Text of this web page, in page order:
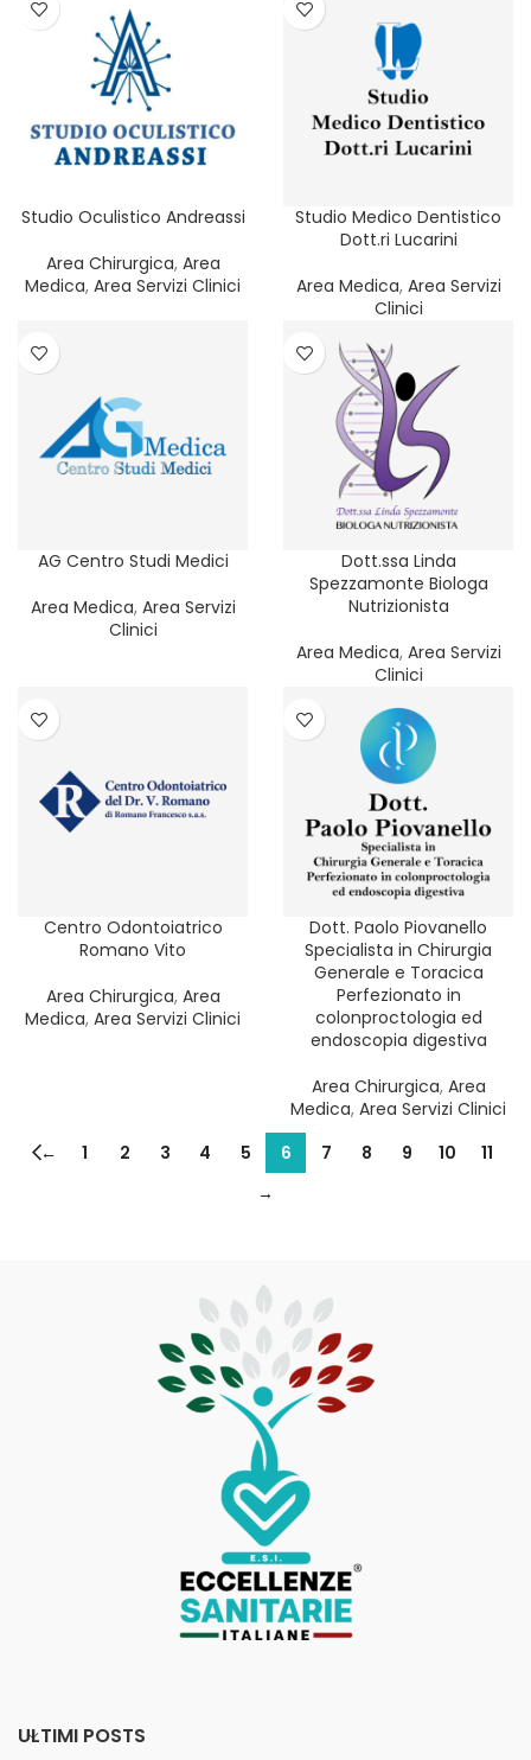
Studio Oculistico Andreassi
Area Chirurgica, Area
Medica, Area Servizi Clinici
Studio Medico Dentistico
Dott.ri Lucarini
Area Medica, Area Servizi
Clinici
AG Centro Studi Medici
Area Medica, Area Servizi
Clinici
Dott.ssa Linda
Spezzamonte Biologa
Nutrizionista
Area Medica, Area Servizi
Clinici
Centro Odontoiatrico
Romano Vito
Area Chirurgica, Area
Medica, Area Servizi Clinici
Dott. Paolo Piovanello
Specialista in Chirurgia
Generale e Toracica
Perfezionato in
colonproctologia ed
endoscopia digestiva
Area Chirurgica, Area
Medica, Area Servizi Clinici
←
1 2 3 4 5 6 7 8 9 10
11
→
ULTIMI POSTS